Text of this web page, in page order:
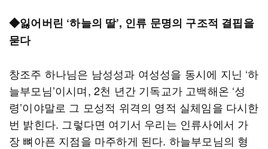
◆잃어버린 ‘하늘의 딸’, 인류 문명의 구조적 결핍을
묻다
창조주 하나님은 남성성과 여성성을 동시에 지닌 ‘하
늘부모님’이시며, 2천 년간 기독교가 고백해온 ‘성
령’이야말로 그 모성적 위격의 영적 실체임을 다시한
번 밝힌다. 그렇다면 여기서 우리는 인류사에서 가
장 뼈아픈 지점을 마주하게 된다. 하늘부모님의 형